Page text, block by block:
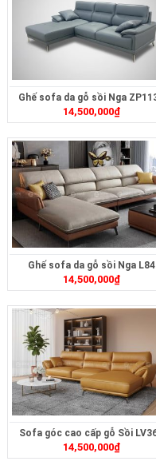
Ghế sofa da gỗ sồi Nga
14,500,000₫
Ghế sofa da gỗ sồi Nga L84
14,500,000₫
Sofa góc cao cấp gỗ Sồi
14,500,000₫